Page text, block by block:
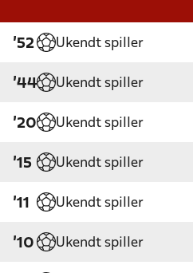
'52 Ukendt spiller
'44 Ukendt spiller
'20 Ukendt spiller
'15 Ukendt spiller
'11 Ukendt spiller
'10 Ukendt spiller